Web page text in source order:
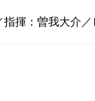
揮：曽我大介